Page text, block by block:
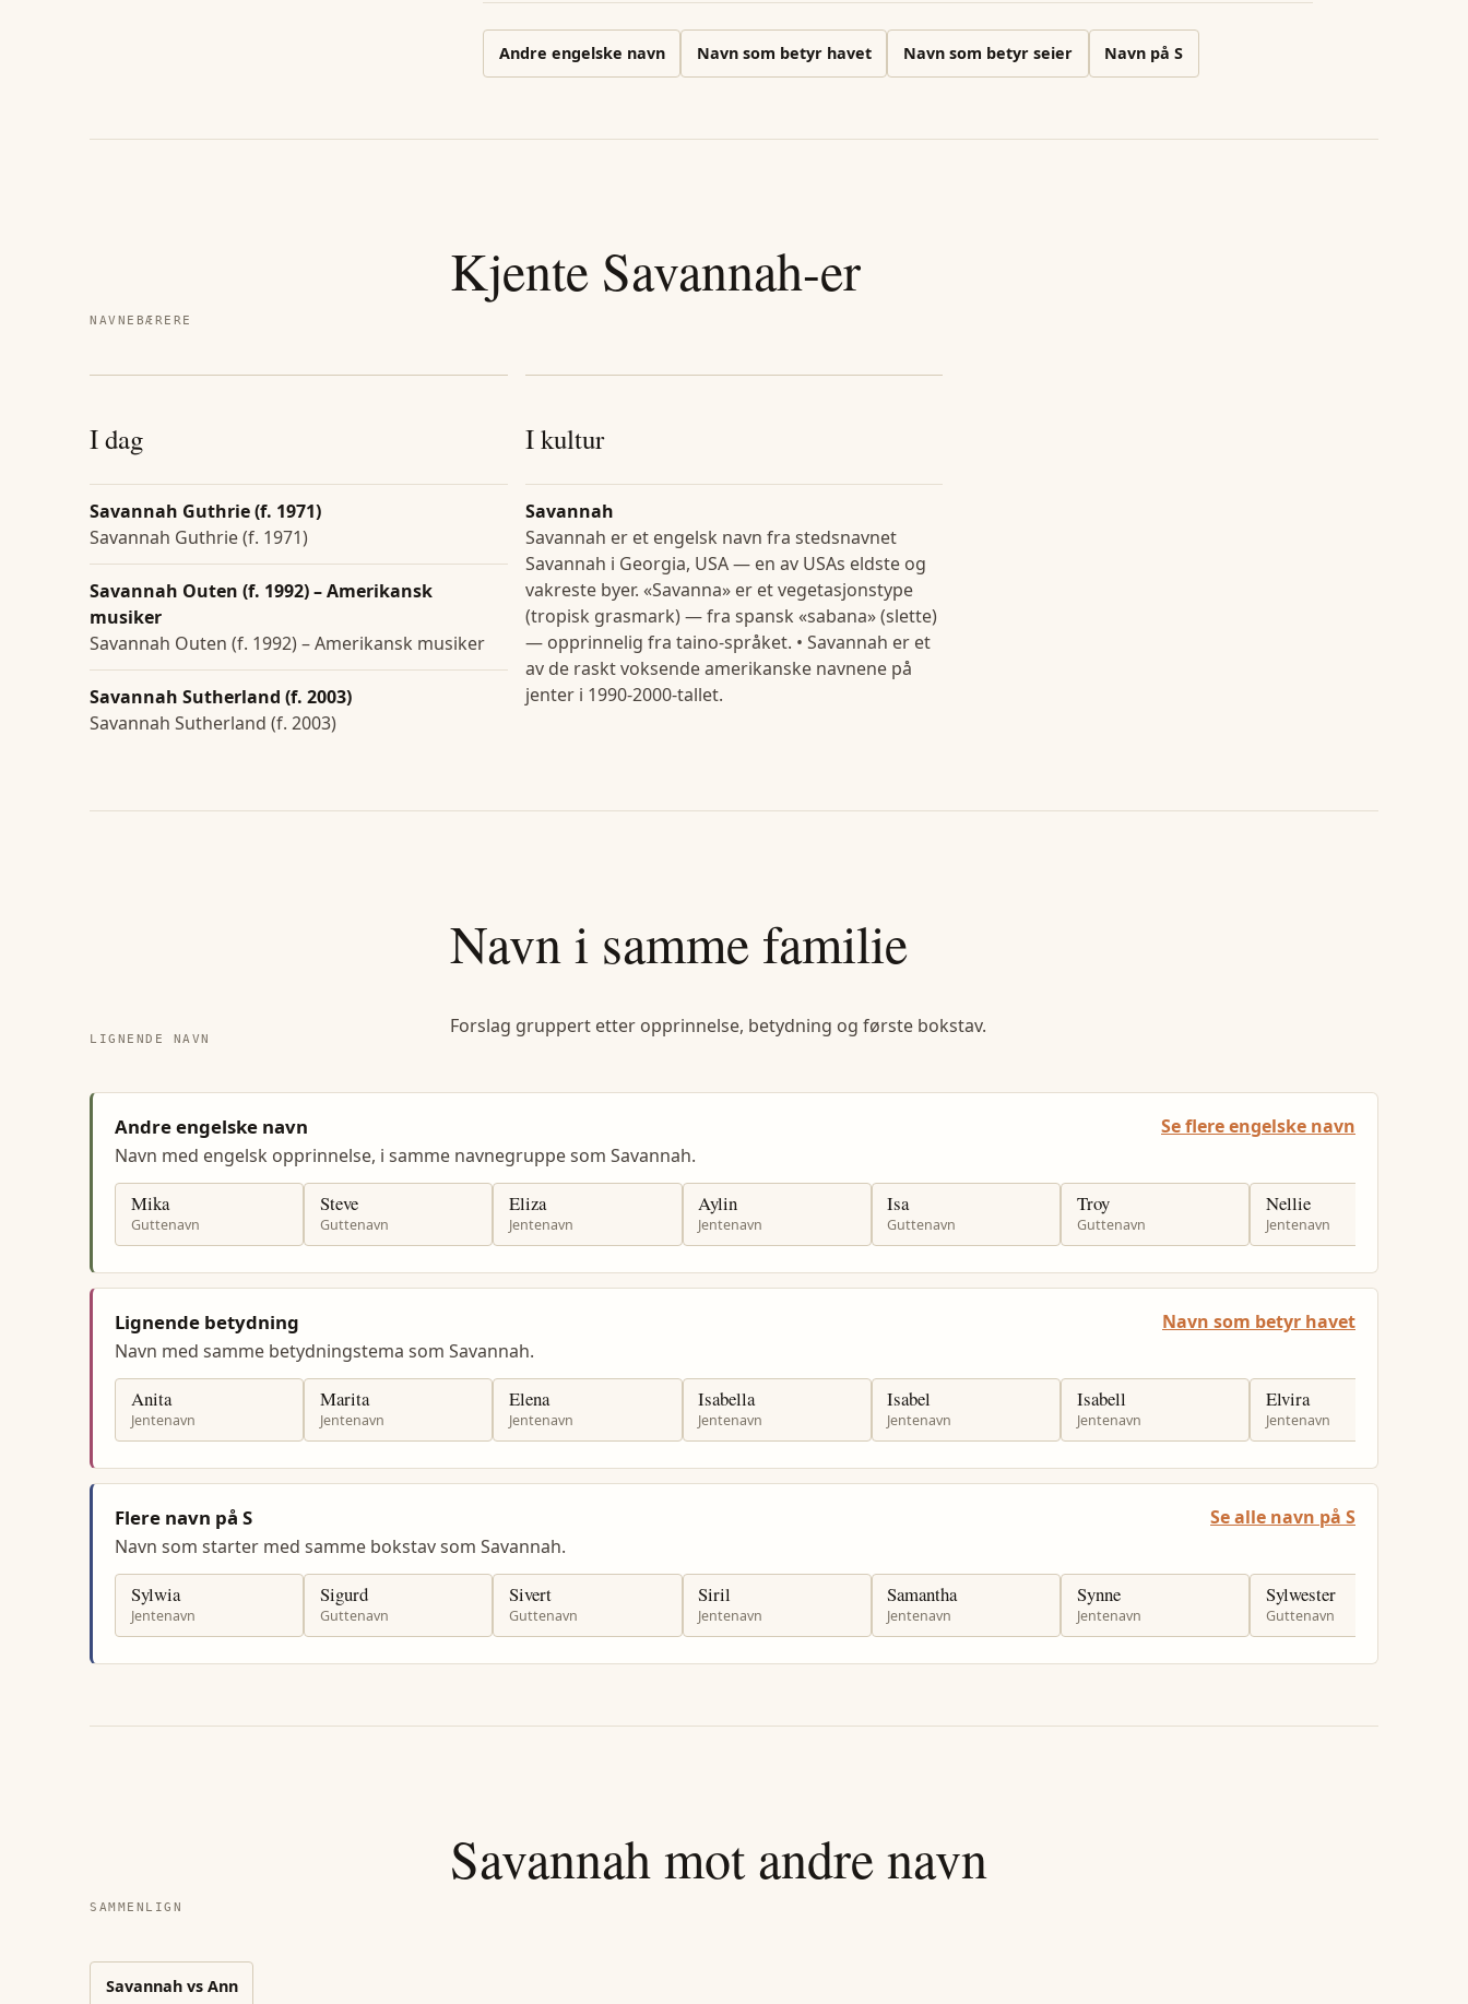
Andre engelske navn Navn som betyr havet Navn som betyr seier Navn påS
NAVNEBÆRERE
Kjente Savannah-er
I dag
Savannah Guthrie (f. 1971)
Savannah Guthrie (f. 1971)
Savannah Outen (f. 1992) – Amerikansk
musiker
Savannah Outen (f. 1992) – Amerikansk musiker
Savannah Sutherland (f. 2003)
Savannah Sutherland (f. 2003)
I kultur
Savannah
Savannah er et engelsk navn fra stedsnavnet
Savannah i Georgia, USA — en av USAs eldste og
vakreste byer. «Savanna» er et vegetasjonstype
(tropisk grasmark) — fra spansk «sabana» (slette)
— opprinnelig fra taino-språket. • Savannah er et
av de raskt voksende amerikanske navnene på
jenter i 1990-2000-tallet.
LIGNENDE NAVN
Navn i samme familie
Forslag gruppert etter opprinnelse, betydning og første bokstav.
Andre engelske navn
Navn med engelsk opprinnelse, i samme navnegruppe som Savannah.
Se flere engelske navn
Mika
Guttenavn
Steve
Guttenavn
Eliza
Jentenavn
Aylin
Jentenavn
Isa
Guttenavn
Troy
Guttenavn
Nellie
Jentenavn
Lignende betydning
Navn med samme betydningstema som Savannah.
Navn som betyr havet
Anita
Jentenavn
Marita
Jentenavn
Elena
Jentenavn
Isabella
Jentenavn
Isabel
Jentenavn
Isabell
Jentenavn
Elvira
Jentenavn
Flere navn på S
Navn som starter med samme bokstav som Savannah.
Se alle navn på S
Sylwia
Jentenavn
Sigurd
Guttenavn
Sivert
Guttenavn
Siril
Jentenavn
Samantha
Jentenavn
Synne
Jentenavn
Sylwester
Guttenavn
SAMMENLIGN
Savannah mot andre navn
Savannahvs Ann